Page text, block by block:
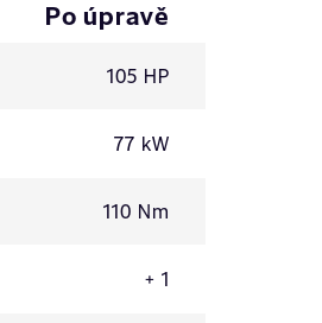
Po úpravě
105 HP
77 kW
110 Nm
+ 1